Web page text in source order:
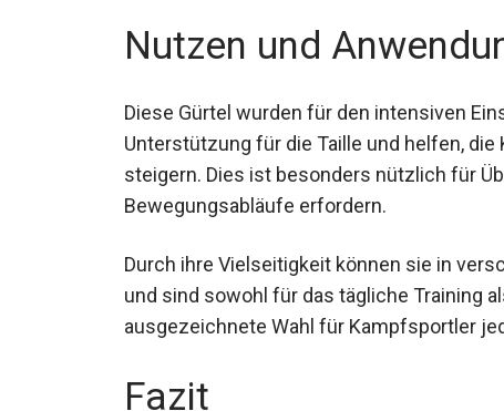
Nutzen und
Diese Gürtel wurden für den intensiven
Unterstützung für die Taille und helfen,
steigern. Dies ist besonders nützlich für
Bewegungsabläufe erfordern.
Durch ihre Vielseitigkeit können sie in
und sind sowohl für das tägliche Training
ausgezeichnete Wahl für Kampfsportler